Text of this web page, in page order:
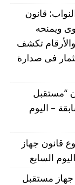
قانون
ويمنحه
ومرونة لدعم رؤية 2030.. والأرقام تكشف
فى صدارة
“مستقبل
– اليوم
6 من مشروع قانون جهاز
السابع
جهاز مستقبل